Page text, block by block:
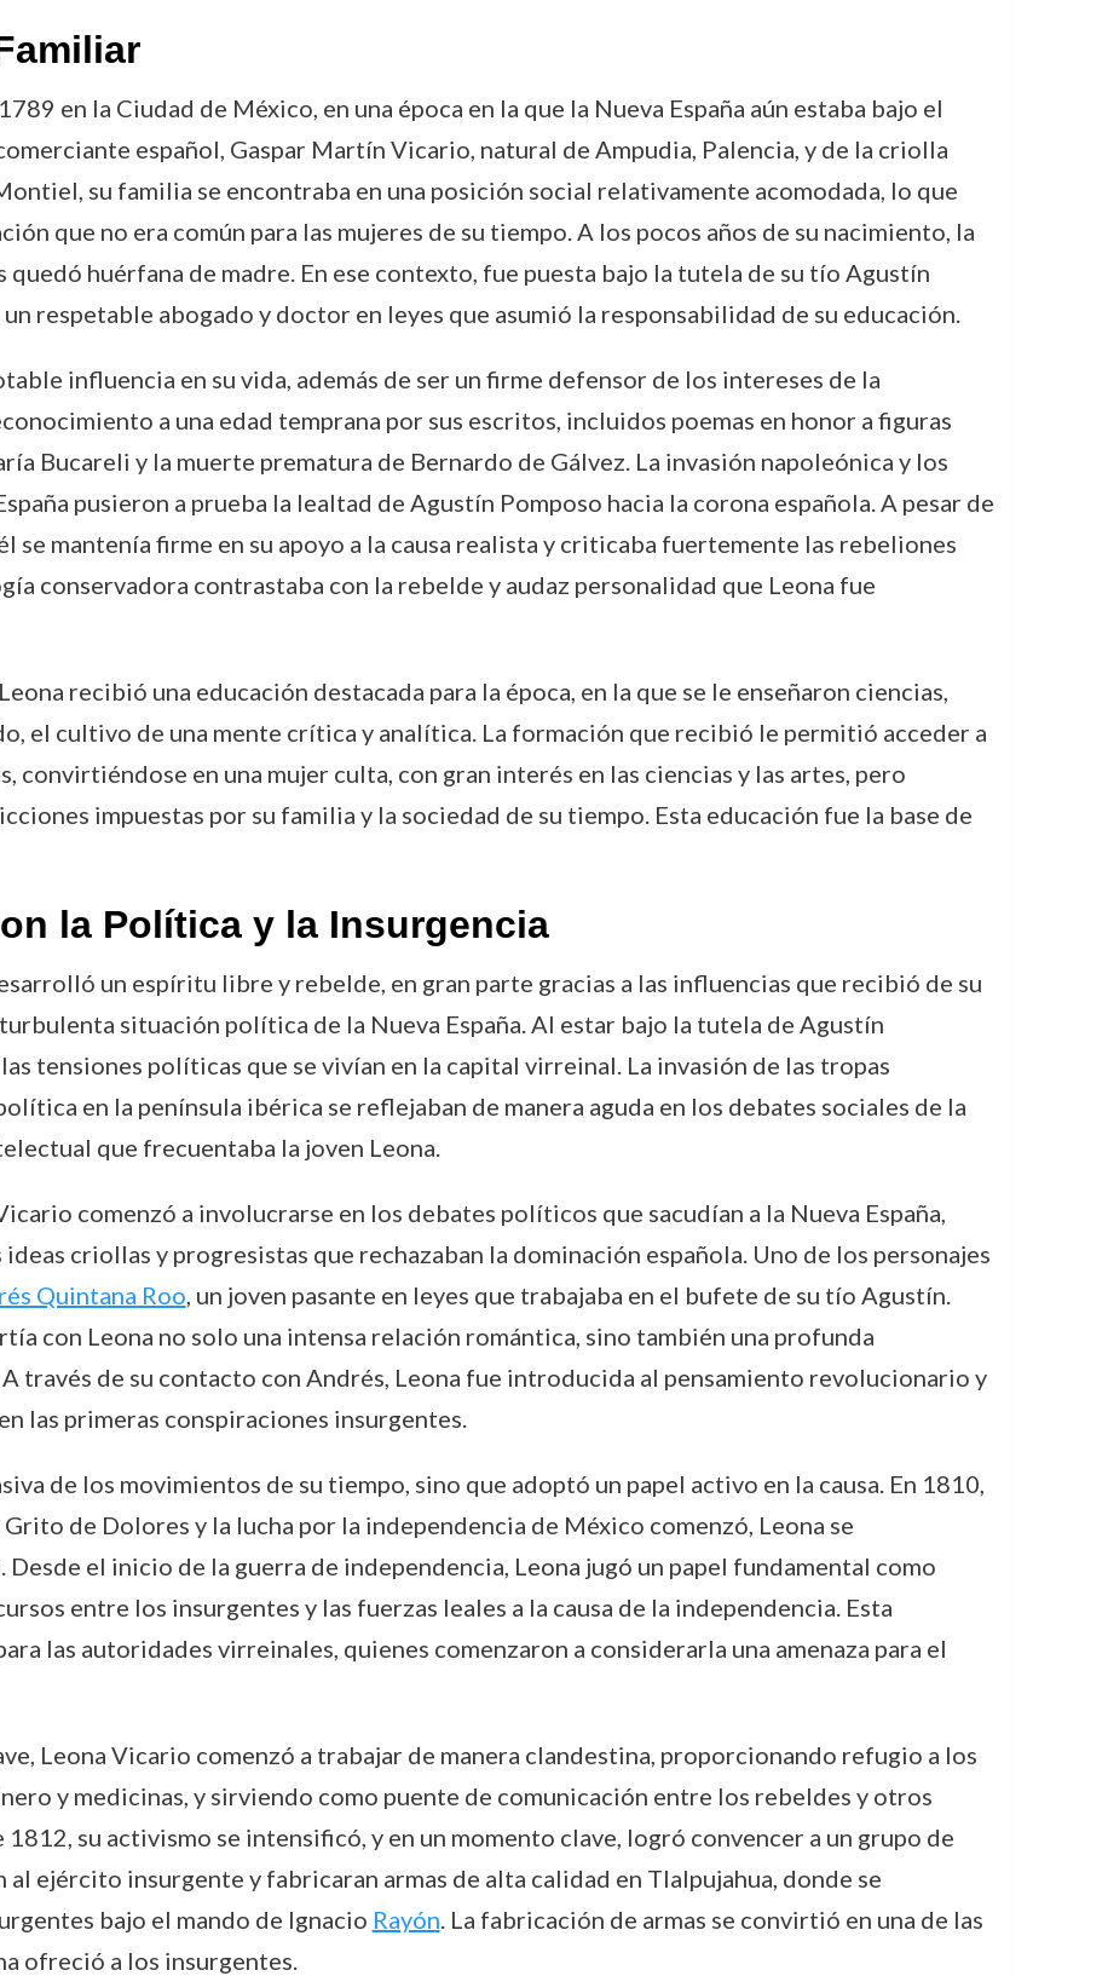
en la Ciudad de México, en una época en la que la Nueva España aún estaba bajo el
español, Gaspar Martín Vicario, natural de Ampudia, Palencia, y de la criolla
su familia se encontraba en una posición social relativamente acomodada, lo que
que no era común para las mujeres de su tiempo. A los pocos años de su nacimiento, la
quedó huérfana de madre. En ese contexto, fue puesta bajo la tutela de su tío Agustín
un respetable abogado y doctor en leyes que asumió la responsabilidad de su educación.
influencia en su vida, además de ser un firme defensor de los intereses de la
a una edad temprana por sus escritos, incluidos poemas en honor a figuras
Bucareli y la muerte prematura de Bernardo de Gálvez. La invasión napoleónica y los
pusieron a prueba la lealtad de Agustín Pomposo hacia la corona española. A pesar de
se mantenía firme en su apoyo a la causa realista y criticaba fuertemente las rebeliones
conservadora contrastaba con la rebelde y audaz personalidad que Leona fue
recibió una educación destacada para la época, en la que se le enseñaron ciencias,
el cultivo de una mente crítica y analítica. La formación que recibió le permitió acceder a
convirtiéndose en una mujer culta, con gran interés en las ciencias y las artes, pero
impuestas por su familia y la sociedad de su tiempo. Esta educación fue la base de
la Política y la Insurgencia
un espíritu libre y rebelde, en gran parte gracias a las influencias que recibió de su
situación política de la Nueva España. Al estar bajo la tutela de Agustín
tensiones políticas que se vivían en la capital virreinal. La invasión de las tropas
en la península ibérica se reflejaban de manera aguda en los debates sociales de la
que frecuentaba la joven Leona.
comenzó a involucrarse en los debates políticos que sacudían a la Nueva España,
criollas y progresistas que rechazaban la dominación española. Uno de los personajes
Quintana Roo, un joven pasante en leyes que trabajaba en el bufete de su tío Agustín.
con Leona no solo una intensa relación romántica, sino también una profunda
través de su contacto con Andrés, Leona fue introducida al pensamiento revolucionario y
las primeras conspiraciones insurgentes.
de los movimientos de su tiempo, sino que adoptó un papel activo en la causa. En 1810,
de Dolores y la lucha por la independencia de México comenzó, Leona se
el inicio de la guerra de independencia, Leona jugó un papel fundamental como
entre los insurgentes y las fuerzas leales a la causa de la independencia. Esta
las autoridades virreinales, quienes comenzaron a considerarla una amenaza para el
Leona Vicario comenzó a trabajar de manera clandestina, proporcionando refugio a los
y medicinas, y sirviendo como puente de comunicación entre los rebeldes y otros
su activismo se intensificó, y en un momento clave, logró convencer a un grupo de
al ejército insurgente y fabricaran armas de alta calidad en Tlalpujahua, donde se
bajo el mando de Ignacio Rayón. La fabricación de armas se convirtió en una de las
ofreció a los insurgentes.